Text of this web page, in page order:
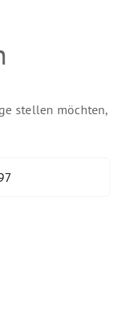
stellen möchten,